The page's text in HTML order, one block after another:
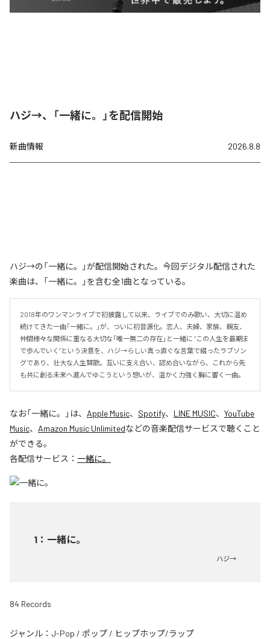
ハジ→、「一緒に。」を配信開始
新曲情報 2026.8.8
ハジ→の「一緒に。」が配信開始された。今回デジタル配信された
楽曲は、「一緒に。」を含む全1曲となっている。
2018年のワンマンライブで初披露して以来、ライブでのみ歌い、大切に温め
続けてきた一曲「一緒に。」が、ついに初音源化。恋人、夫婦、家族、親友、
仲間――様々な関係に重なる大切な「唯一無二の存在」と一緒に “この人生を最期ま
で歩んでいく”という決意を、ハジ→らしい真っ直ぐな言葉で綴ったラブソン
グであり、壮大な人生賛歌。互いに支え合い、認め合いながら、これから先
も共に創る未来へ進んでゆこうという想いが、温かく力強く胸に響く一曲。
なお「一緒に。 」は、 Apple Music、 Spotify、 LINE MUSIC、 YouTube
Music、 Amazon Music Unlimitedなどの音楽配信サービスで聴くこと
ができる。
各配信サービス： 一緒に。
1 ： 一緒に。
ハジ→
84 Records
ジャンル： J-Pop / ポップ / ヒップホップ/ラップ